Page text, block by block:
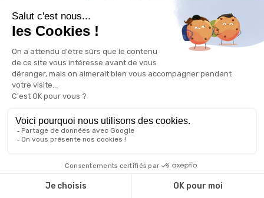
140 - 144 avenue Jean Jaures 03200
Vichy
Ville: Vichy